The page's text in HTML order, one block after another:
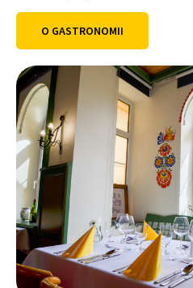
O GASTRONOMII